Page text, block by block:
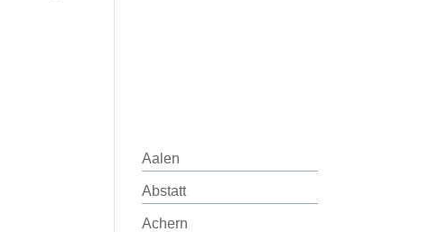
Aalen
Abstatt
Achern